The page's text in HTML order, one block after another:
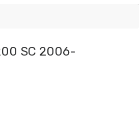
SC 2006-